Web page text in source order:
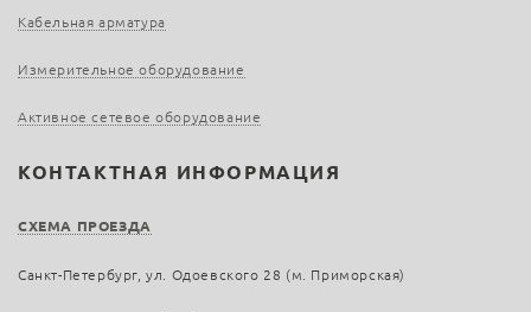
Кабельная арматура
Измерительное оборудование
Активное сетевое оборудование
КОНТАКТНАЯ ИНФОРМАЦИЯ
СХЕМА ПРОЕЗДА
Санкт-Петербург, ул. Одоевского 28 (м. Приморская)